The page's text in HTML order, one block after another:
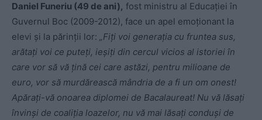
Daniel Funeriu (49 de ani), fost ministru al Educației în
Guvernul Boc (2009-2012), face un apel emoționant la
elevi și la părinții lor: „Fiți voi generația cu fruntea sus,
arătați voi ce puteți, ieșiți din cercul vicios al istoriei în
care vor să vă țină cei care astăzi, pentru milioane de
euro, vor să murdărească mândria de a fi un om onest!
Apărați-vă onoarea diplomei de Bacalaureat! Nu vă lăsați
învinși de coaliția loazelor, nu vă mai lăsați conduși de